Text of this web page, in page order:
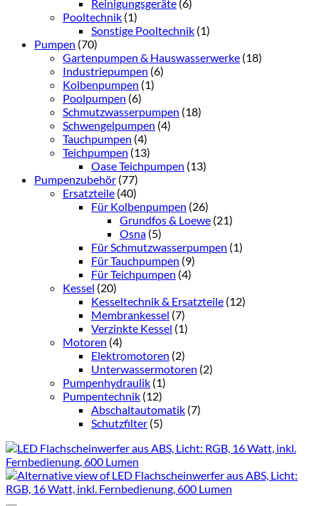
Reinigungsgeräte (6)
Pooltechnik (1)
Sonstige Pooltechnik (1)
Pumpen (70)
Gartenpumpen & Hauswasserwerke (18)
Industriepumpen (6)
Kolbenpumpen (1)
Poolpumpen (6)
Schmutzwasserpumpen (18)
Schwengelpumpen (4)
Tauchpumpen (4)
Teichpumpen (13)
Oase Teichpumpen (13)
Pumpenzubehör (77)
Ersatzteile (40)
Für Kolbenpumpen (26)
Grundfos & Loewe (21)
Osna (5)
Für Schmutzwasserpumpen (1)
Für Tauchpumpen (9)
Für Teichpumpen (4)
Kessel (20)
Kesseltechnik & Ersatzteile (12)
Membrankessel (7)
Verzinkte Kessel (1)
Motoren (4)
Elektromotoren (2)
Unterwassermotoren (2)
Pumpenhydraulik (1)
Pumpentechnik (12)
Abschaltautomatik (7)
Schutzfilter (5)